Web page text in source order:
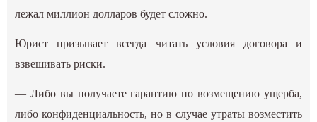
лежал миллион долларов будет сложно.
Юрист призывает всегда читать условия договора и
взвешивать риски.
— Либо вы получаете гарантию по возмещению ущерба,
либо конфиденциальность, но в случае утраты возместить